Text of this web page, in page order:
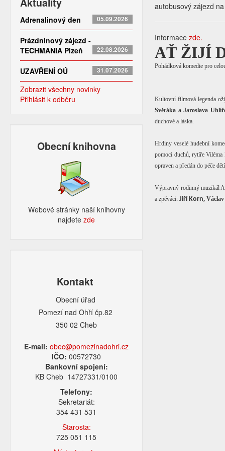
Adrenalinový den 05.09.2026
Prázdninový zájezd -
TECHMANIA Plzeň
22.08.2026
UZAVŘENÍ OÚ 31.07.2026
Zobrazit všechny novinky
Přihlásit k odběru
Obecní knihovna
Webové stránky naší knihovny
najdetezde​
Kontakt
Obecní úřad
Pomezí nad Ohří čp.82
350 02 Cheb
E-mail: obec@pomezinadohri.cz
IČO:00572730
Bankovní spojení:
KB Cheb 14727331/0100
Telefony:
Sekretariát:
354 431 531
Starosta:
725 051 115
autobusový zájezd
Informacezde.
AŤ ŽIJÍ
Pohádková komedie pro
Kultovní filmová legenda
Svěráka a Jaroslava
duchové a láska.
Hrdiny veselé hudební
pomoci duchů, rytíře
opraven a předán do péče
Výpravný rodinný muzikál
a zpěváci:Jiří Korn,